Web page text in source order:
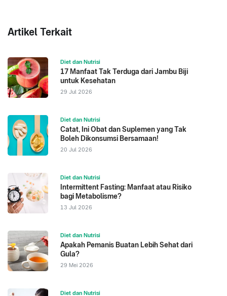
Artikel Terkait
Diet dan Nutrisi
17 Manfaat Tak Terduga dari Jambu Biji
untuk Kesehatan
29 Jul 2026
Diet dan Nutrisi
Catat, Ini Obat dan Suplemen yang Tak
Boleh Dikonsumsi Bersamaan!
20 Jul 2026
Diet dan Nutrisi
Intermittent Fasting: Manfaat atau Risiko
bagi Metabolisme?
13 Jul 2026
Diet dan Nutrisi
Apakah Pemanis Buatan Lebih Sehat dari
Gula?
29 Mei 2026
Diet dan Nutrisi